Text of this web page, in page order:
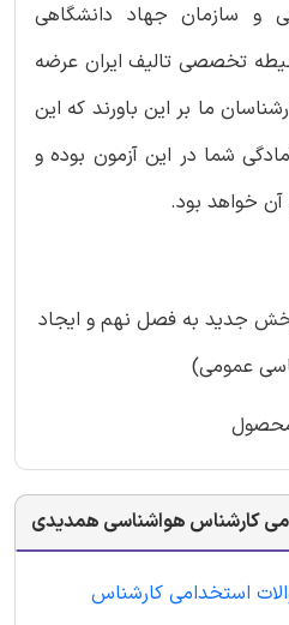
و سازمان جهاد دانشگاهی
تخصصی تالیف ایران عرضه
ما بر این باورند که این
شما در این آزمون بوده و
خواهد بود.
شدن بخش جدید به فصل نهم و ایجاد
عمومی)
کارشناس هواشناسی همدیدی
استخدامی کارشناس